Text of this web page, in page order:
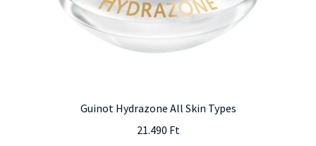
Guinot Hydrazone All Skin Types
21.490 Ft